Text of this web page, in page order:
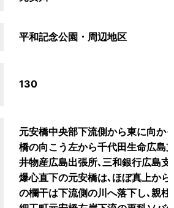
平和記念公園・周辺地区
130
元安橋中央部下流側から東に向か
橋の向こう左から千代田生命広島
井物産広島出張所､三和銀行広島支
爆心直下の元安橋は､ほぼ真上か
の欄干は下流側の川へ落下し､親